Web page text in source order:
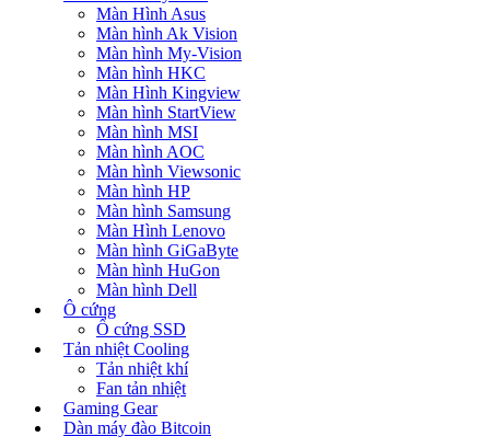
Màn Hình Asus
Màn hình Ak Vision
Màn hình My-Vision
Màn hình HKC
Màn Hình Kingview
Màn hình StartView
Màn hình MSI
Màn hình AOC
Màn hình Viewsonic
Màn hình HP
Màn hình Samsung
Màn Hình Lenovo
Màn hình GiGaByte
Màn hình HuGon
Màn hình Dell
Ô cứng
Ổ cứng SSD
Tản nhiệt Cooling
Tản nhiệt khí
Fan tản nhiệt
Gaming Gear
Dàn máy đào Bitcoin